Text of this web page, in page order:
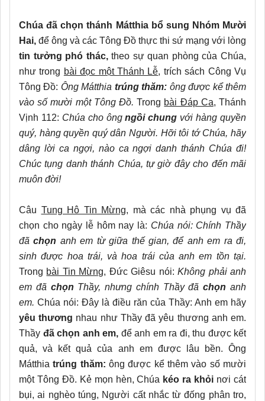
Chúa đã chọn thánh Mátthia bổ sung Nhóm Mười
Hai, để ông và các Tông Đồ thực thi sứ mạng với lòng
tin tưởng phó thác,theo sự quan phòng của Chúa,
như trong bài đọc một Thánh Lễ, trích sách Công Vụ
Tông Đồ: Ông Mátthia trúng thăm: ông được kể thêm
vào số mười một Tông Đồ.Trong bài Đáp Ca, Thánh
Vịnh 112: Chúa cho ôngngồi chung với hàng quyền
quý, hàng quyền quý dân Người. Hỡi tôi tớ Chúa, hãy
dâng lời ca ngợi, nào ca ngợi danh thánh Chúa đi!
Chúc tụng danh thánh Chúa, tự giờ đây cho đến mãi
muôn đời!
Câu Tung Hô Tin Mừng, mà các nhà phụng vụ đã
chọn cho ngày lễ hôm nay là: Chúa nói: Chính Thầy
đãchọn anh em từ giữa thế gian, để anh em ra đi,
sinh được hoa trái, và hoa trái của anh em tồn tại.
Trong bài Tin Mừng, Đức Giêsu nói:Không phải anh
em đã chọn Thầy, nhưng chính Thầy đãchọn anh
em. Chúa nói: Đây là điều răn của Thầy: Anh em hãy
yêu thương nhau như Thầy đã yêu thương anh em.
Thầy đã chọn anh em, để anh em ra đi, thu được kết
quả, và kết quả của anh em được lâu bền. Ông
Mátthiatrúng thăm: ông được kể thêm vào số mười
một Tông Đồ. Kẻ mọn hèn, Chúa kéo ra khỏi nơi cát
bụi, ai nghèo túng, Người cất nhắc từ đống phân tro,